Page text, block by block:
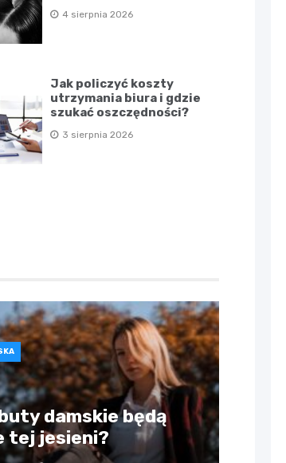
4 sierpnia 2026
Jak policzyć koszty
utrzymania biura i gdzie
szukać oszczędności?
3 sierpnia 2026
damskie będą
tej jesieni?